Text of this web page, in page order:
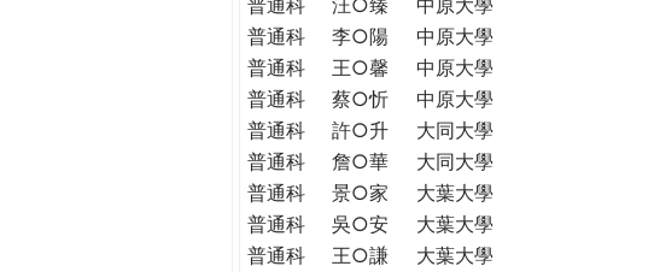
普通科
李○陽 中原大學
普通科
王○馨 中原大學
普通科
蔡○忻 中原大學
普通科
許○升 大同大學
普通科
詹○華 大同大學
普通科
景○家 大葉大學
普通科
吳○安 大葉大學
普通科
王○謙 大葉大學